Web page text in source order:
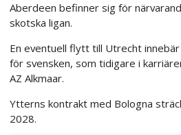
Aberdeen befinner sig för
skotska ligan.
En eventuell flytt till Utrecht
för svensken, som tidigare i
AZ Alkmaar.
Ytterns kontrakt med Bologna
2028.